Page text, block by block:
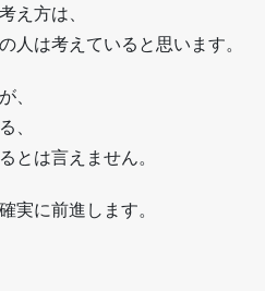
え方は、
人は考えていると思います。
、
、
とは言えません。
実に前進します。